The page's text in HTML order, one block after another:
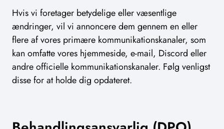
Hvis vi foretager betydelige eller væsentlige
ændringer, vil vi annoncere dem gennem en eller
flere af vores primære kommunikationskanaler, som
kan omfatte vores hjemmeside, e-mail, Discord eller
andre officielle kommunikationskanaler. Følg venligst
disse for at holde dig opdateret.